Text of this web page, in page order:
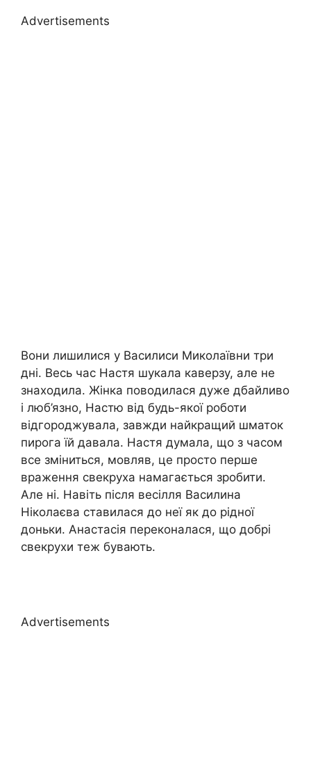
Advertisements
Вони лишилися у Василиси Миколаївни три
дні. Весь час Настя шукала каверзу, але не
знаходила. Жінка поводилася дуже дбайливо
і люб’язно, Настю від будь-якої роботи
відгороджувала, завжди найкращий шматок
пирога їй давала. Настя думала, що з часом
все зміниться, мовляв, це просто перше
враження свекруха намагається зробити.
Але ні. Навіть після весілля Василина
Ніколаєва ставилася до неї як до рідної
доньки. Анастасія переконалася, що добрі
свекрухи теж бувають.
Advertisements